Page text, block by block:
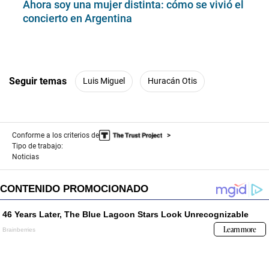
Ahora soy una mujer distinta: cómo se vivió el
concierto en Argentina
Seguir temas Luis Miguel Huracán Otis
Conforme a los criterios de
Tipo de trabajo:
Noticias